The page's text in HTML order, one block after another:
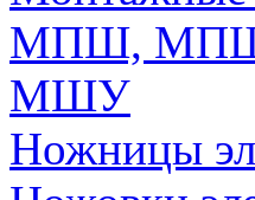
МПШ,
МШУ
Ножницы